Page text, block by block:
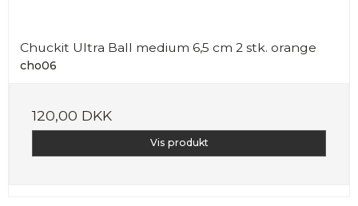
Chuckit Ultra Ball medium 6,5 cm 2 stk. orange
cho06
120,00 DKK
Vis produkt